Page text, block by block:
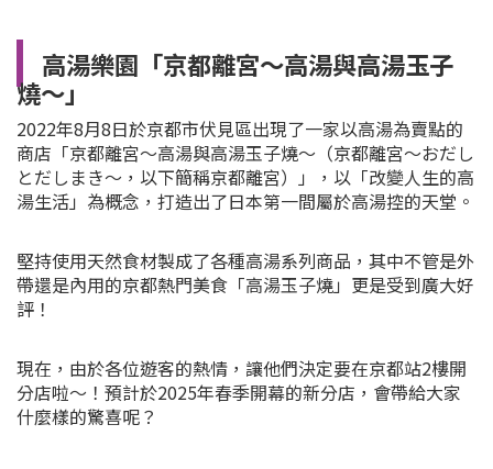
高湯樂園「京都離宮～高湯與高湯玉子
燒～」
2022年8月8日於京都市伏見區出現了一家以高湯為賣點的
商店「京都離宮～高湯與高湯玉子燒～（京都離宮～おだし
とだしまき～，以下簡稱京都離宮）」，以「改變人生的高
湯生活」為概念，打造出了日本第一間屬於高湯控的天堂。
堅持使用天然食材製成了各種高湯系列商品，其中不管是外
帶還是內用的京都熱門美食「高湯玉子燒」更是受到廣大好
評！
現在，由於各位遊客的熱情，讓他們決定要在京都站2樓開
分店啦～！預計於2025年春季開幕的新分店，會帶給大家
什麼樣的驚喜呢？